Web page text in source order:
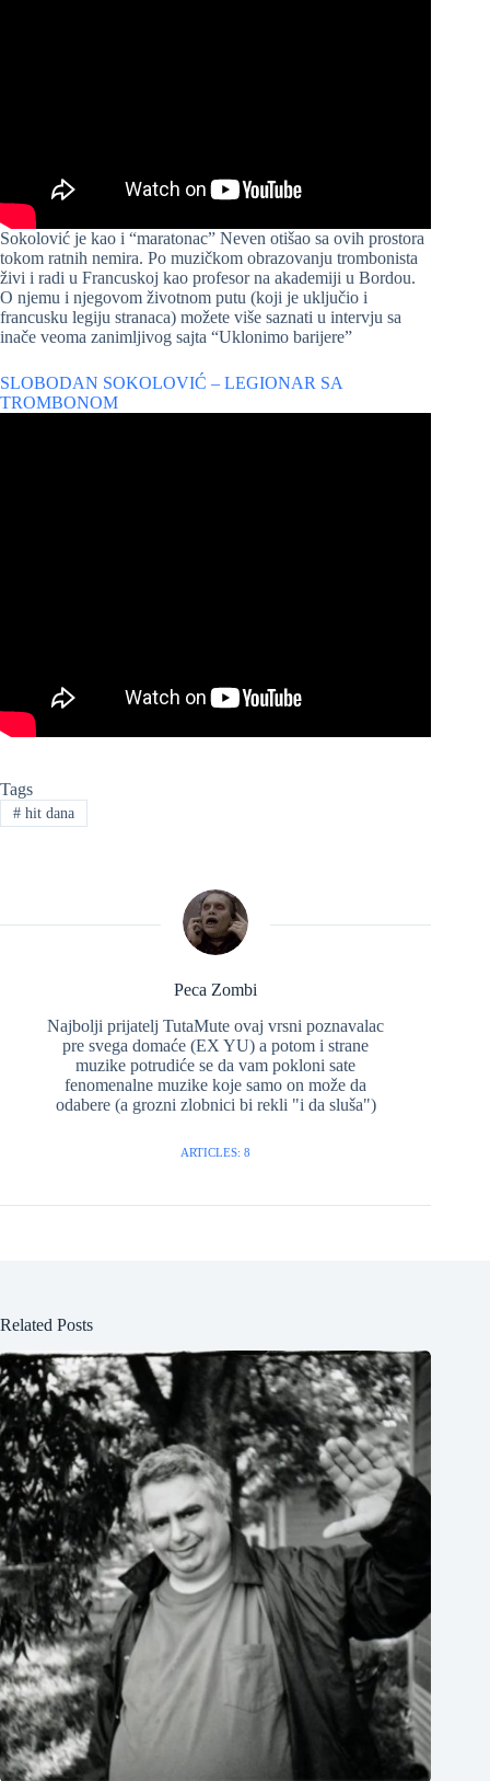
Sokolović je kao i “maratonac” Neven otišao sa ovih prostora
tokom ratnih nemira. Po muzičkom obrazovanju trombonista
živi i radi u Francuskoj kao profesor na akademiji u Bordou.
O njemu i njegovom životnom putu (koji je uključio i
francusku legiju stranaca) možete više saznati u intervju sa
inače veoma zanimljivog sajta “Uklonimo barijere”
SLOBODAN SOKOLOVIĆ – LEGIONAR SA
TROMBONOM
Tags
#hit dana
Peca Zombi
Najbolji prijatelj TutaMute ovaj vrsni poznavalac
pre svega domaće (EX YU) a potom i strane
muzike potrudiće se da vam pokloni sate
fenomenalne muzike koje samo on može da
odabere (a grozni zlobnici bi rekli "i da sluša")
ARTICLES: 8
Related Posts